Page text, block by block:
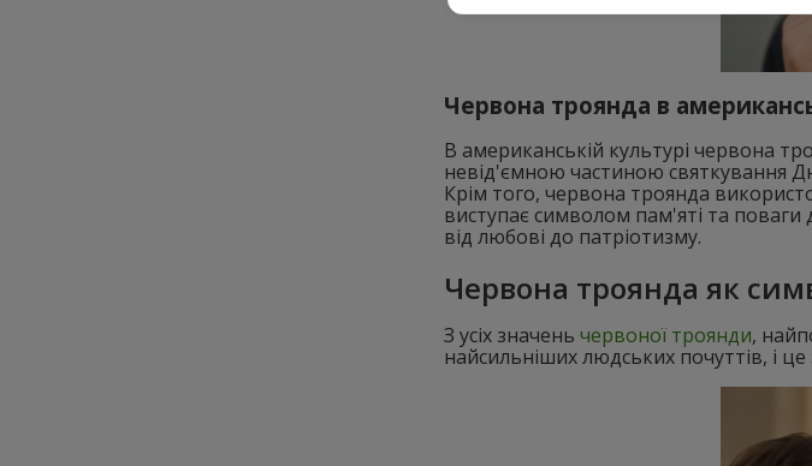
Червона троянда в
В американській культурі червона
невід'ємною частиною святкування
Крім того, червона троянда
виступає символом пам'яті та
від любові до патріотизму.
Червона троянда як
З усіх значень червоної троянди,
найсильніших людських почуттів, і